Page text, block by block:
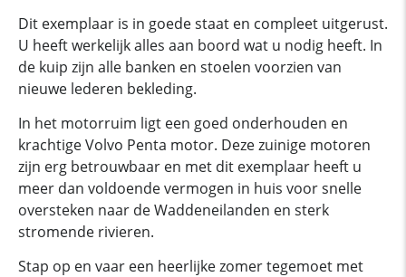
Dit exemplaar is in goede staat en compleet uitgerust.
U heeft werkelijk alles aan boord wat u nodig heeft. In
de kuip zijn alle banken en stoelen voorzien van
nieuwe lederen bekleding.
In het motorruim ligt een goed onderhouden en
krachtige Volvo Penta motor. Deze zuinige motoren
zijn erg betrouwbaar en met dit exemplaar heeft u
meer dan voldoende vermogen in huis voor snelle
oversteken naar de Waddeneilanden en sterk
stromende rivieren.
Stap op en vaar een heerlijke zomer tegemoet met